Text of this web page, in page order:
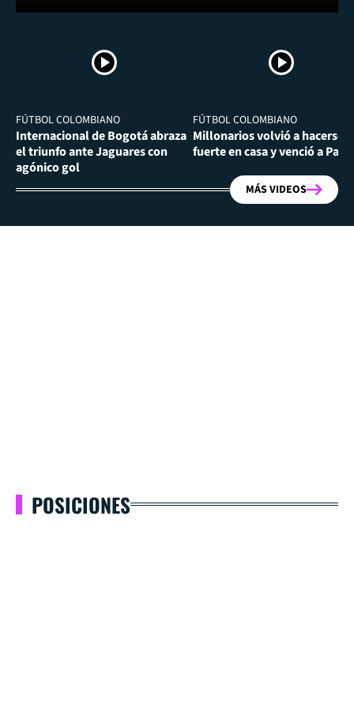
FÚTBOL COLOMBIANO
Internacional de Bogotá abraza
el triunfo ante Jaguares con
agónico gol
FÚTBOL COLOMBIANO
Millonarios volvió a hacerse
fuerte en casa y venció a
MÁS VIDEOS
POSICIONES